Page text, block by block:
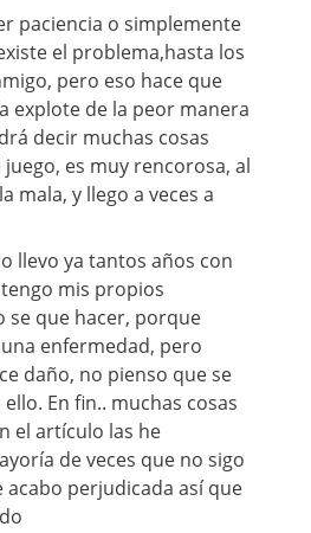
paciencia o simplemente
el problema,hasta los
pero eso hace que
explote de la peor manera
decir muchas cosas
es muy rencorosa, al
mala, y llego a veces a
llevo ya tantos años con
mis propios
se que hacer, porque
enfermedad, pero
daño, no pienso que se
En fin.. muchas cosas
el artículo las he
de veces que no sigo
perjudicada así que